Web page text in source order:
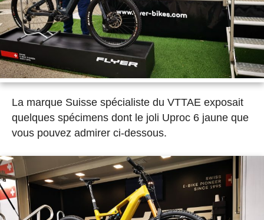
La marque Suisse spécialiste du VTTAE exposait
quelques spécimens dont le joli Uproc 6 jaune que
vous pouvez admirer ci-dessous.